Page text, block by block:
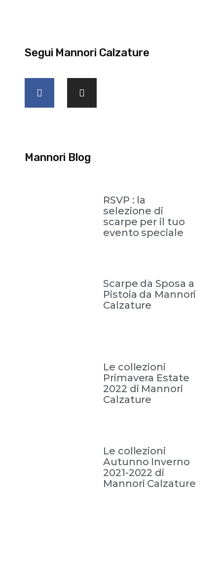
Segui Mannori Calzature
Mannori Blog
RSVP : la
selezione di
scarpe per il tuo
evento speciale
Scarpe da Sposa a
Pistoia da Mannori
Calzature
Le collezioni
Primavera Estate
2022 di Mannori
Calzature
Le collezioni
Autunno Inverno
2021-2022 di
Mannori Calzature